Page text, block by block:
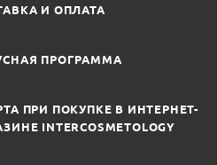
И ОПЛАТА
ПРОГРАММА
ПРИ ПОКУПКЕ В ИНТЕРНЕТ-
INTERCOSMETOLOGY